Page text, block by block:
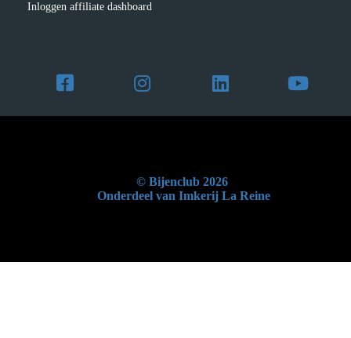
Inloggen affiliate dashboard
© Bijenclub 2026
Onderdeel van Imkerij La Reine